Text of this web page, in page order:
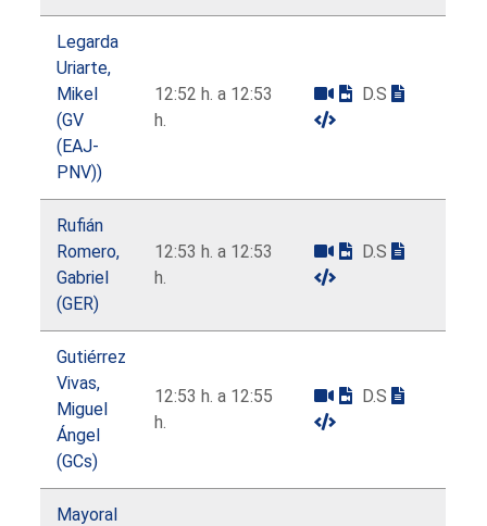
Legarda
Uriarte,
Mikel
(GV
(EAJ-
PNV))
12:52 h. a 12:53
h.
D.S
Rufián
Romero,
Gabriel
(GER)
12:53 h. a 12:53
h.
D.S
Gutiérrez
Vivas,
Miguel
Ángel
(GCs)
12:53 h. a 12:55
h.
D.S
Mayoral